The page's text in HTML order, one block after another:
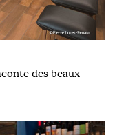
des beaux